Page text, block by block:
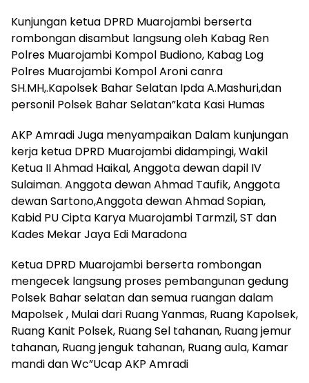
Kunjungan ketua DPRD Muarojambi berserta
rombongan disambut langsung oleh Kabag Ren
Polres Muarojambi Kompol Budiono, Kabag Log
Polres Muarojambi Kompol Aroni canra
SH.MH,.Kapolsek Bahar Selatan Ipda A.Mashuri,dan
personil Polsek Bahar Selatan”kata Kasi Humas
AKP Amradi Juga menyampaikan Dalam kunjungan
kerja ketua DPRD Muarojambi didampingi, Wakil
Ketua II Ahmad Haikal, Anggota dewan dapil IV
Sulaiman. Anggota dewan Ahmad Taufik, Anggota
dewan Sartono,Anggota dewan Ahmad Sopian,
Kabid PU Cipta Karya Muarojambi Tarmzil, ST dan
Kades Mekar Jaya Edi Maradona
Ketua DPRD Muarojambi berserta rombongan
mengecek langsung proses pembangunan gedung
Polsek Bahar selatan dan semua ruangan dalam
Mapolsek , Mulai dari Ruang Yanmas, Ruang Kapolsek,
Ruang Kanit Polsek, Ruang Sel tahanan, Ruang jemur
tahanan, Ruang jenguk tahanan, Ruang aula, Kamar
mandi dan Wc”Ucap AKP Amradi